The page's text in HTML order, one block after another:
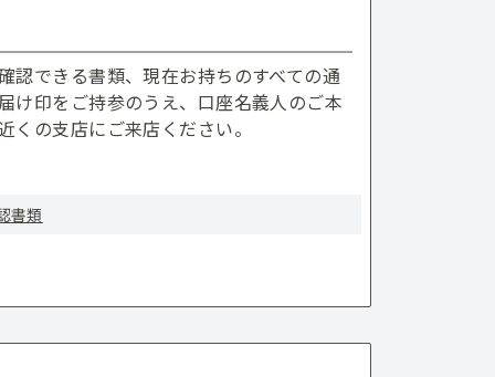
認できる書類、現在お持ちのすべての通
け印をご持参のうえ、口座名義人のご本
くの支店にご来店ください。
書類